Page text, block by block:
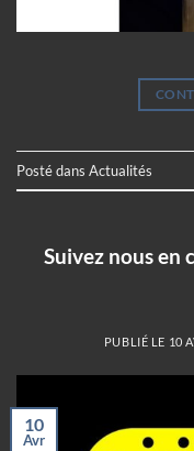
Posté dans Actualités
Suivez nous en
PUBLIÉ LE 10
10
Avr